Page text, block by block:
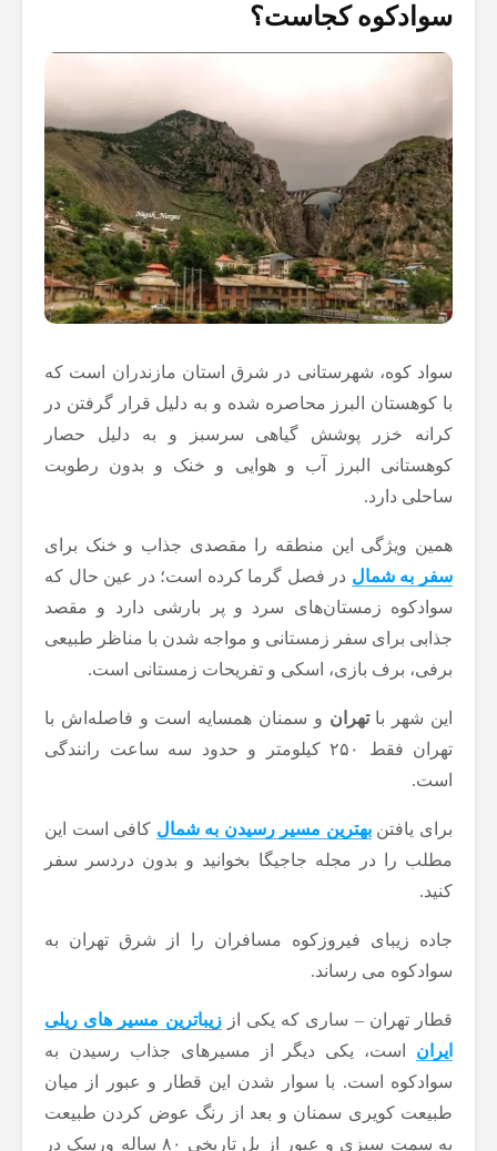
سوادکوه کجاست؟
سواد کوه، شهرستانی در شرق استان مازندران است که
با کوهستان البرز محاصره شده و به دلیل قرار گرفتن در
کرانه خزر پوشش گیاهی سرسبز و به دلیل حصار
کوهستانی البرز آب و هوایی و خنک و بدون رطوبت
ساحلی دارد.
همین ویژگی این منطقه را مقصدی جذاب و خنک برای
سفر به شمال در فصل گرما کرده است؛ در عین حال که
سوادکوه زمستان‌های سرد و پر بارشی دارد و مقصد
جذابی برای سفر زمستانی و مواجه شدن با مناظر طبیعی
برفی، برف بازی، اسکی و تفریحات زمستانی است.
این شهر با تهران و سمنان همسایه است و فاصله‌اش با
تهران فقط ۲۵۰ کیلومتر و حدود سه ساعت رانندگی
است.
برای یافتنبهترین مسیر رسیدن به شمال کافی است این
مطلب را در مجله جاجیگا بخوانید و بدون دردسر سفر
کنید.
جاده زیبای فیروزکوه مسافران را از شرق تهران به
سوادکوه می رساند.
قطار تهران – ساری که یکی از
زیباترین مسیر های ریلی
ایران
است، یکی دیگر از مسیرهای جذاب رسیدن به
سوادکوه است. با سوار شدن این قطار و عبور از میان
طبیعت کویری سمنان و بعد از رنگ عوض کردن طبیعت
به سمت سبزی و عبور از پل تاریخی ۸۰ ساله ورسک در